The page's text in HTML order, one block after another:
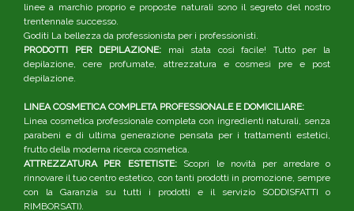
linee a marchio proprio e proposte naturali sono il segreto del nostro
trentennale successo.
Goditi La bellezza da professionista per i professionisti.
PRODOTTI PER DEPILAZIONE: mai stata così facile! Tutto per la
depilazione, cere profumate, attrezzatura e cosmesi pre e post
depilazione.
LINEA COSMETICA COMPLETA PROFESSIONALE E DOMICILIARE:
Linea cosmetica professionale completa con ingredienti naturali, senza
parabeni e di ultima generazione pensata per i trattamenti estetici,
frutto della moderna ricerca cosmetica.
ATTREZZATURA PER ESTETISTE:Scopri le novità per arredare o
rinnovare il tuo centro estetico, con tanti prodotti in promozione, sempre
con la Garanzia su tutti i prodotti e il servizio SODDISFATTI o
RIMBORSATI).